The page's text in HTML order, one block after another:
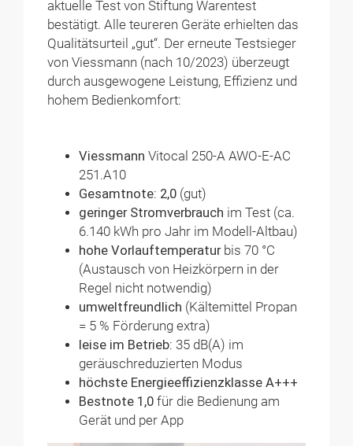
aktuelle Test von Stiftung Warentest
bestätigt. Alle teureren Geräte erhielten das
Qualitätsurteil „gut“. Der erneute Testsieger
von Viessmann (nach 10/2023) überzeugt
durch ausgewogene Leistung, Effizienz und
hohem Bedienkomfort:
Viessmann Vitocal 250-A AWO-E-AC
251.A10
Gesamtnote: 2,0 (gut)
geringer Stromverbrauch im Test (ca.
6.140 kWh pro Jahr im Modell-Altbau)
hohe Vorlauftemperaturbis 70 °C
(Austausch von Heizkörpern in der
Regel nicht notwendig)
umweltfreundlich (Kältemittel Propan
= 5 % Förderung extra)
leise im Betrieb: 35 dB(A) im
geräuschreduzierten Modus
höchste Energieeffizienzklasse A+++
Bestnote 1,0 für die Bedienung am
Gerät und per App